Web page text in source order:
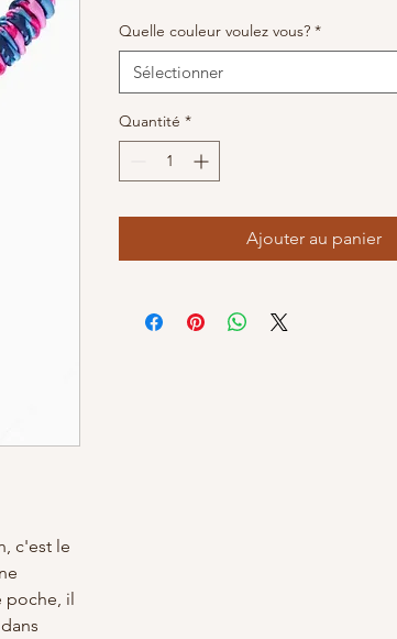
c'est le
poche, il
Quelle couleur voulez vous? *
Sélectionner
Quantité *
Ajouter au panier